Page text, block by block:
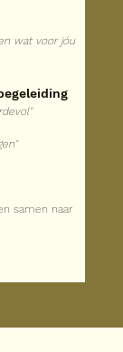
wat voor jóu
samen naar